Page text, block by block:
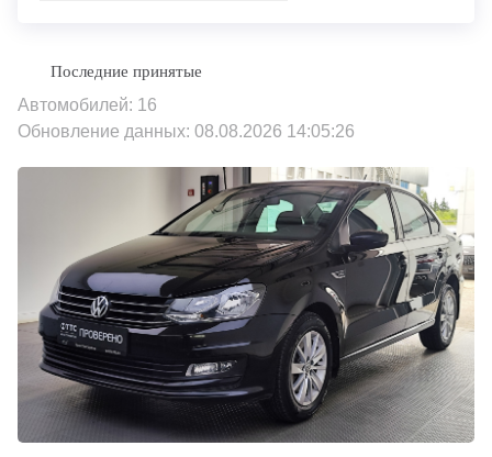
Автомобилей: 16
Обновление данных: 08.08.2026 14:05:26